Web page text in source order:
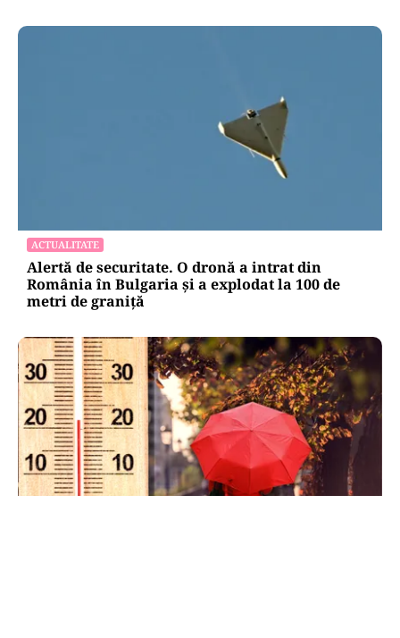
ACTUALITATE
Alertă de securitate. O dronă a intrat din
România în Bulgaria şi a explodat la 100 de
metri de graniţă